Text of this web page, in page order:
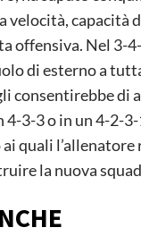
velocità, capacità
offensiva. Nel 3-
di esterno a
consentirebbe di
4-3-3 o in un 4-2-
quali l’allenatore
la nuova